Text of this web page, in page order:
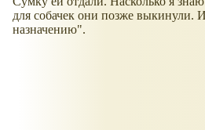
для собачек они позже выкинули.
назначению".